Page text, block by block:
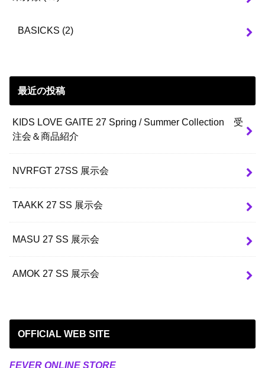
BASICKS (2)
最近の投稿
KIDS LOVE GAITE 27 Spring / Summer Collection 受
注会＆商品紹介
NVRFGT 27SS 展示会
TAAKK 27 SS 展示会
MASU 27 SS 展示会
AMOK 27 SS 展示会
OFFICIAL WEB SITE
FEVER ONLINE STORE